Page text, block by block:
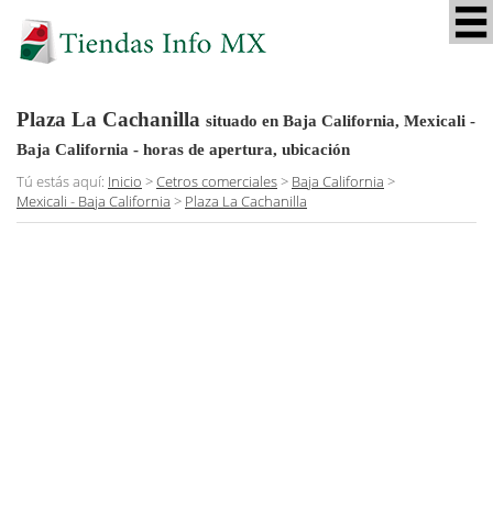
Plaza La Cachanilla situado en Baja California, Mexicali -
Baja California - horas de apertura, ubicación
Tú estás aquí: Inicio >Cetros comerciales> Baja California >
Mexicali - Baja California > Plaza La Cachanilla